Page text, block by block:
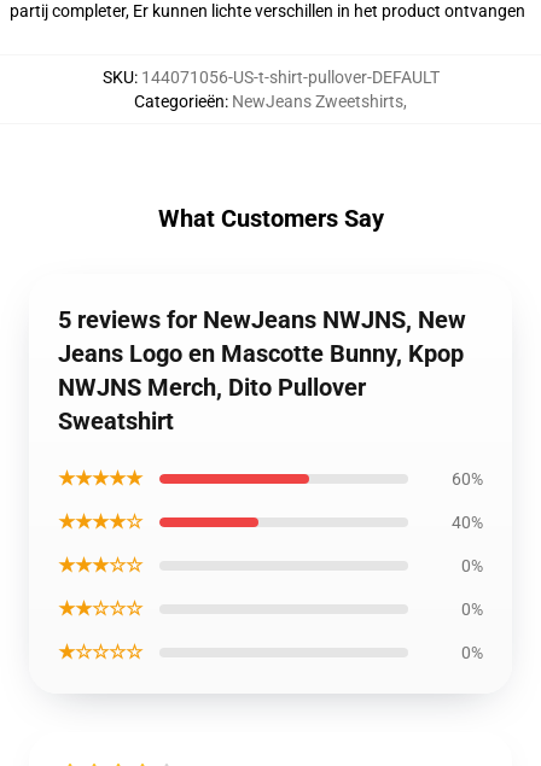
partij completer, Er kunnen lichte verschillen in het product ontvangen
SKU: 144071056-US-t-shirt-pullover-DEFAULT
Categorieën: NewJeans Zweetshirts,
What Customers Say
5 reviews for NewJeans NWJNS, New
Jeans Logo en Mascotte Bunny, Kpop
NWJNS Merch, Dito Pullover
Sweatshirt
★★★★★ 60%
★★★★☆ 40%
★★★☆☆ 0%
★★☆☆☆ 0%
★☆☆☆☆ 0%